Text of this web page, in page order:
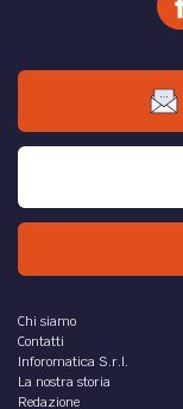
Chi siamo
Contatti
Inforomatica S.r.l.
La nostra storia
Redazione